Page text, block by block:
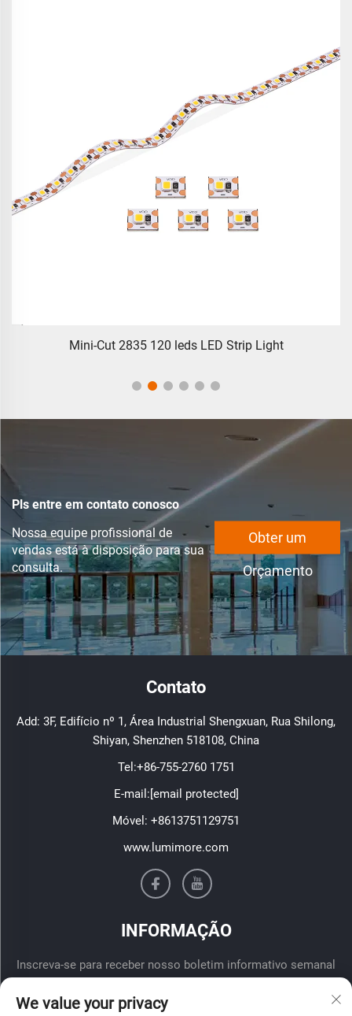
Mini-Cut 2835 120 leds LED Strip Light
Pls entre em contato conosco
Nossa equipe profissional de
vendas está à disposição para sua
consulta.
Obter um
Orçamento
Contato
Add: 3F, Edifício nº 1, Área Industrial Shengxuan, Rua Shilong,
Shiyan, Shenzhen 518108, China
Tel:+86-755-2760 1751
E-mail:[email protected]
Móvel: +8613751129751
www.lumimore.com
INFORMAÇÃO
Inscreva-se para receber nosso boletim informativo semanal
We value your privacy